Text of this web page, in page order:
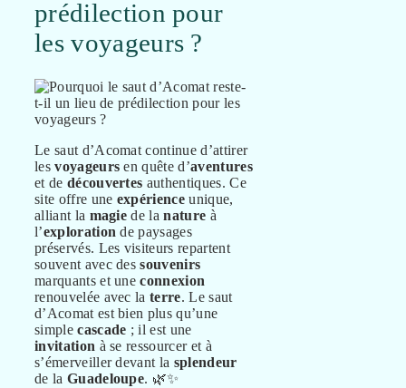
prédilection pour
les voyageurs ?
Le saut d’Acomat continue d’attirer
lesvoyageurs en quête d’aventures
et de découvertes authentiques. Ce
site offre une expérience unique,
alliant la magie de lanature à
l’exploration de paysages
préservés. Les visiteurs repartent
souvent avec dessouvenirs
marquants et uneconnexion
renouvelée avec laterre. Le saut
d’Acomat est bien plus qu’une
simplecascade ; il est une
invitation à se ressourcer et à
s’émerveiller devant la splendeur
de la Guadeloupe. 🌿✨